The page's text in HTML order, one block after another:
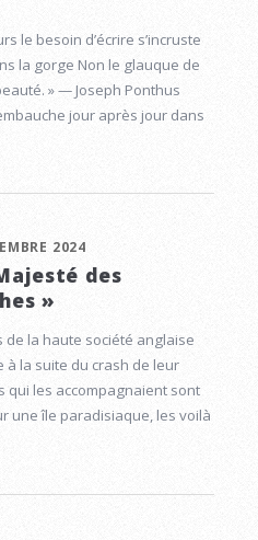
le besoin d’écrire s’incruste
la gorge Non le glauque de
» — Joseph Ponthus
jour après jour dans
2024
des
»
la haute société anglaise
la suite du crash de leur
qui les accompagnaient sont
une île paradisiaque, les voilà